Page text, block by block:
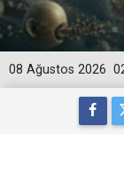
08 Ağustos 2026